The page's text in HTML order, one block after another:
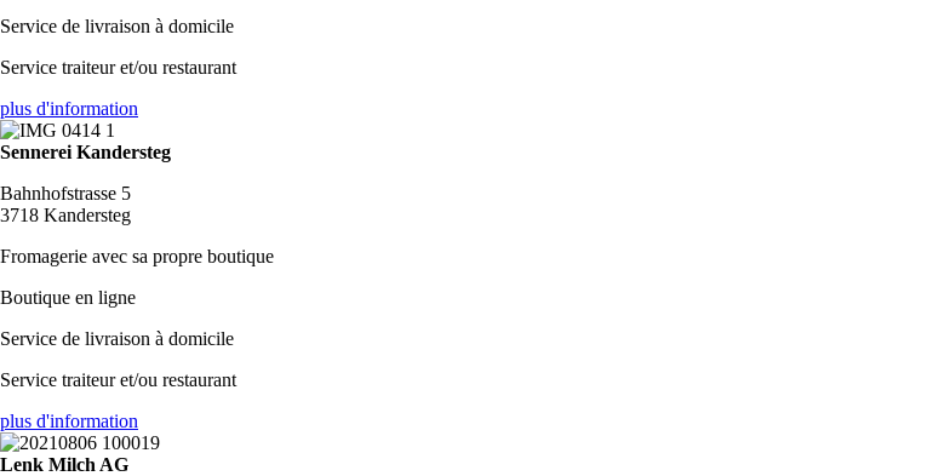
Service de livraison à domicile
Service traiteur et/ou restaurant
plus d'information
Sennerei Kandersteg
Bahnhofstrasse 5
3718 Kandersteg
Fromagerie avec sa propre boutique
Boutique en ligne
Service de livraison à domicile
Service traiteur et/ou restaurant
plus d'information
Lenk Milch AG